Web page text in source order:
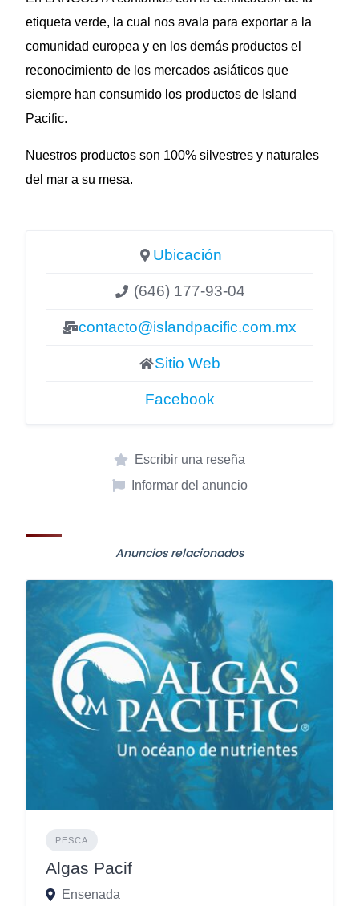
etiqueta verde, la cual nos avala para exportar a la
comunidad europea y en los demás productos el
reconocimiento de los mercados asiáticos que
siempre han consumido los productos de Island
Pacific.
Nuestros productos son 100% silvestres y naturales
del mar a su mesa.
Ubicación
(646) 177-93-04
contacto@islandpacific.com.mx
Sitio Web
Facebook
Escribir una reseña
Informar del anuncio
Anuncios relacionados
PESCA
Algas Pacif
Ensenada